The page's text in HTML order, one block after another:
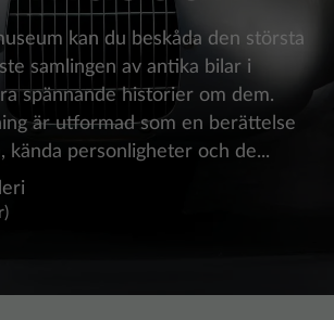
kan du beskåda den största
samlingen av antika bilar i
spännande historier om dem.
är utformad som en berättelse
kända personligheter och de...